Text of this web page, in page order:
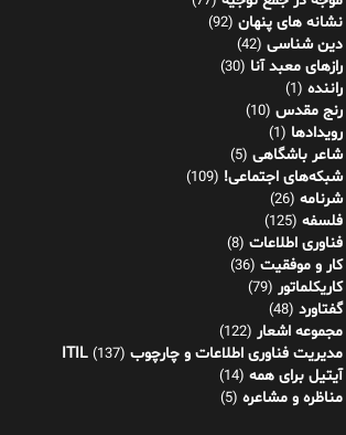
نشانه های پنهان (92)
دین شناسی (42)
رازهای معبد آنا (30)
راننده (1)
رنج مقدس (10)
رویدادها (1)
شاعر باشگاهی (5)
شبکه‌های اجتماعی! (109)
شرنامه (26)
فلسفه (125)
فناوری اطلاعات (8)
کار و موفقیت (36)
کاریکلماتور (79)
گفتاورد (48)
مجموعه اشعار (122)
مدیریت فناوری اطلاعات و چارچوب ITIL (137)
آیتیل برای همه (14)
مناظره و مشاعره (5)